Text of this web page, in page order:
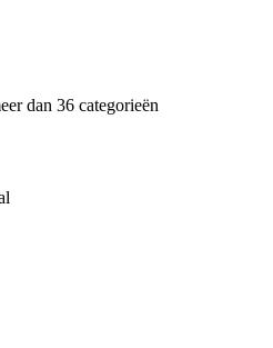
dan 36 categorieën